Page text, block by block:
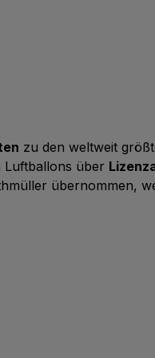
zu den weltweit
Luftballons über
übernommen,